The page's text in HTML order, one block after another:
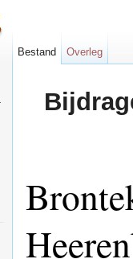
Bestand Overleg